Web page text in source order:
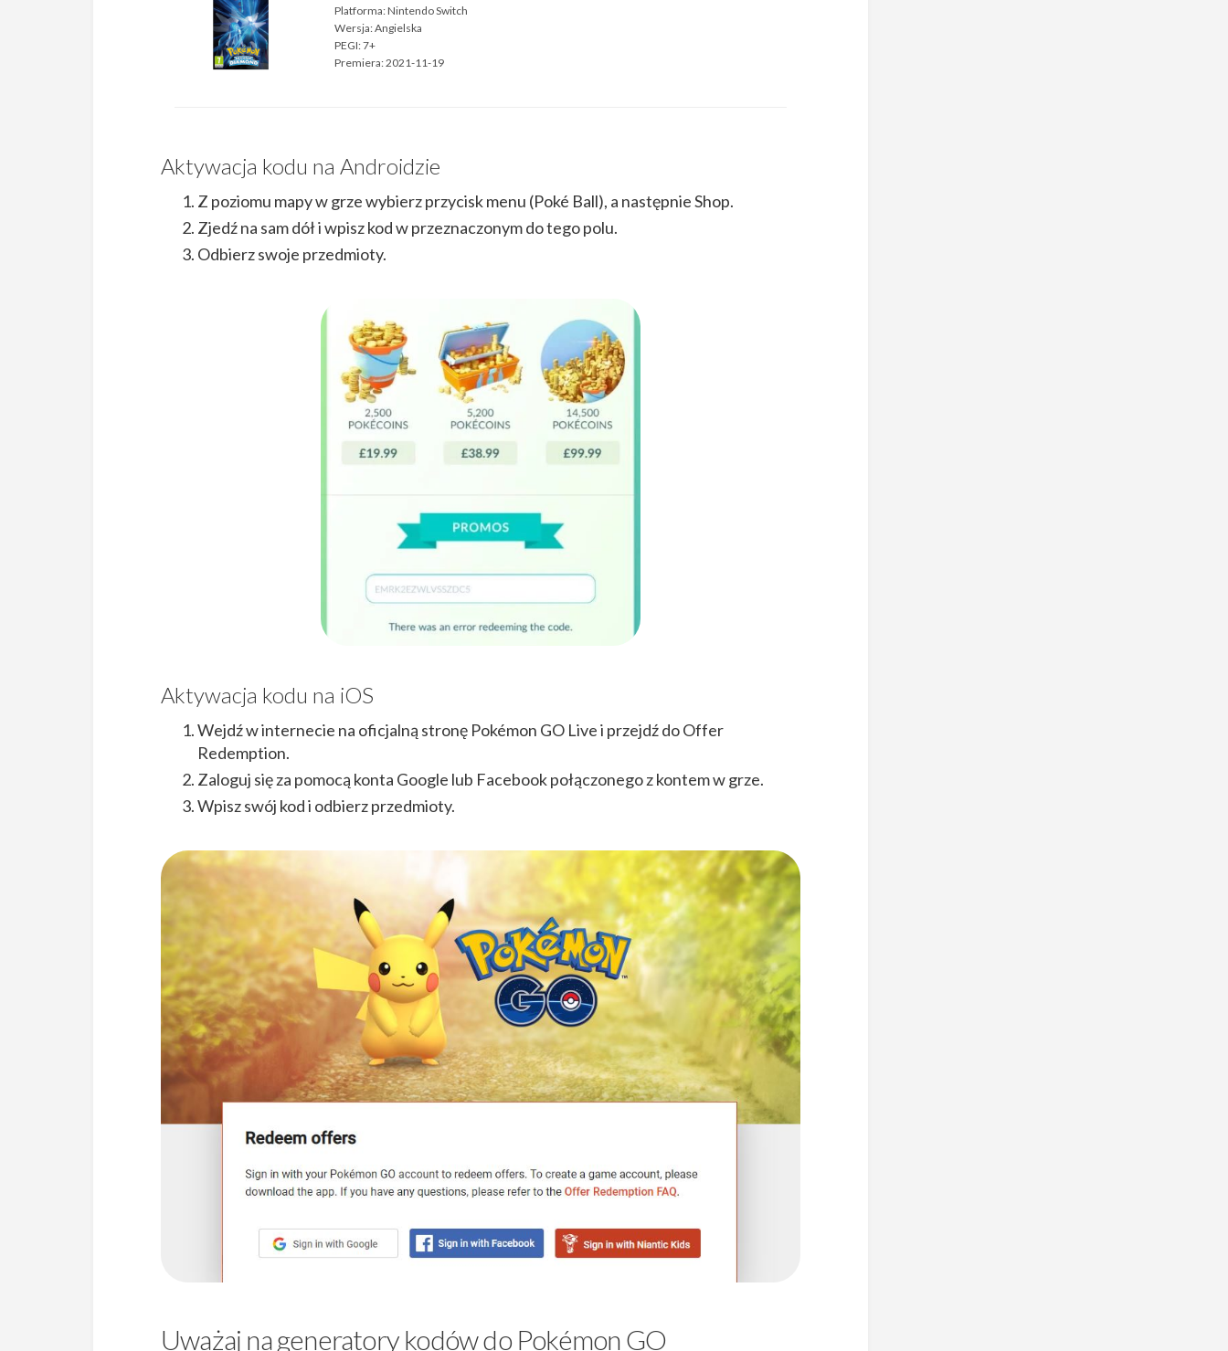
Platforma:Nintendo Switch
Wersja:Angielska
PEGI:7+
Premiera:2021-11-19
Aktywacja kodu na Androidzie
Z poziomu mapy w grze wybierz przycisk menu (Poké Ball), a następnie Shop.
Zjedź na sam dół i wpisz kod w przeznaczonym do tego polu.
Odbierz swoje przedmioty.
Aktywacja kodu na iOS
Wejdź w internecie na oficjalną stronę Pokémon GO Live i przejdź do Offer
Redemption.
Zaloguj się za pomocą konta Google lub Facebook połączonego z kontem w grze.
Wpisz swój kod i odbierz przedmioty.
Uważaj na generatory kodów do Pokémon GO